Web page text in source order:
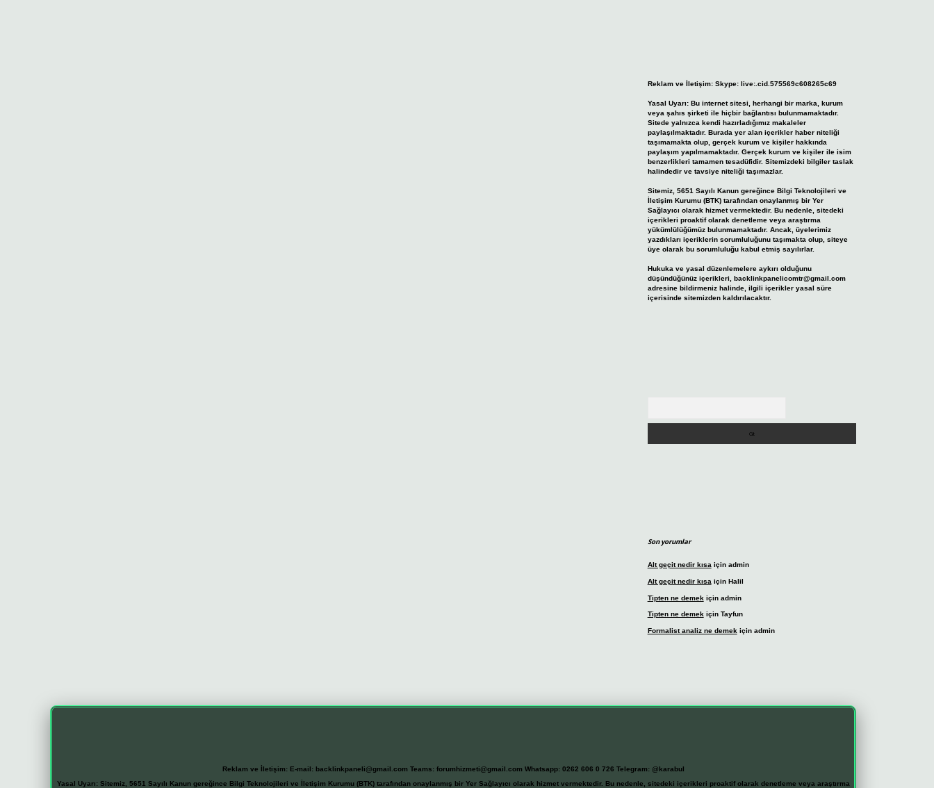
Reklam ve İletişim: Skype: live:.cid.575569c608265c69
Yasal Uyarı: Bu internet sitesi, herhangi bir marka, kurum
veya şahıs şirketi ile hiçbir bağlantısı bulunmamaktadır.
Sitede yalnızca kendi hazırladığımız makaleler
paylaşılmaktadır. Burada yer alan içerikler haber niteliği
taşımamakta olup, gerçek kurum ve kişiler hakkında
paylaşım yapılmamaktadır. Gerçek kurum ve kişiler ile isim
benzerlikleri tamamen tesadüfidir. Sitemizdeki bilgiler taslak
halindedir ve tavsiye niteliği taşımazlar.
Sitemiz, 5651 Sayılı Kanun gereğince Bilgi Teknolojileri ve
İletişim Kurumu (BTK) tarafından onaylanmış bir Yer
Sağlayıcı olarak hizmet vermektedir. Bu nedenle, sitedeki
içerikleri proaktif olarak denetleme veya araştırma
yükümlülüğümüz bulunmamaktadır. Ancak, üyelerimiz
yazdıkları içeriklerin sorumluluğunu taşımakta olup, siteye
üye olarak bu sorumluluğu kabul etmiş sayılırlar.
Hukuka ve yasal düzenlemelere aykırı olduğunu
düşündüğünüz içerikleri, backlinkpanelicomtr@gmail.com
adresine bildirmeniz halinde, ilgili içerikler yasal süre
içerisinde sitemizden kaldırılacaktır.
Son yorumlar
Alt geçit nedir kısaiçin admin
Alt geçit nedir kısa için Halil
Tipten ne demek için admin
Tipten ne demek için Tayfun
Formalist analiz ne demek için admin
Reklam ve İletişim: E-mail: backlinkpaneli@gmail.com Teams: forumhizmeti@gmail.com Whatsapp: 0262 606 0 726 Telegram: @karabul
Yasal Uyarı:Sitemiz, 5651 Sayılı Kanun gereğince Bilgi Teknolojileri ve İletişim Kurumu (BTK) tarafından onaylanmış bir Yer Sağlayıcı olarak hizmet vermektedir. Bu nedenle, sitedeki içerikleri proaktif olarak denetleme veya araştırma